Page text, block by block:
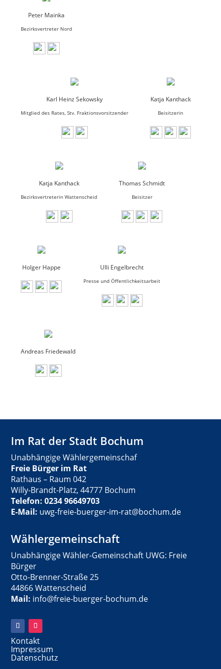
Peter Mainka
Bezirksvertreter Nord
Karl Heinz Sekowsky
Mitglied des Rates, Stv. Fraktionsvorsitzender
Katja Kanthack
Beisitzerin
Katja Kanthack
Bezirksvertreterin Wattenscheid
Thomas Schmidt
Beisitzer
Holger Happe Ulli Engelbrecht
Presse und Öffentlichkeitsarbeit
Andreas Friedewald
Im Rat der Stadt Bochum
Unabhängige Wählergemeinschaf
Freie Bürger im Rat
Rathaus – Raum 042
Willy-Brandt-Platz, 44777 Bochum
Telefon: 0234 96649703
E-Mail: uwg-freie-buerger-im-rat@bochum.de
Wählergemeinschaft
Unabhängige Wähler-Gemeinschaft UWG: Freie
Bürger
Otto-Brenner-Straße 25
44866 Wattenscheid
Mail: info@freie-buerger-bochum.de
Kontakt
Impressum
Datenschutz